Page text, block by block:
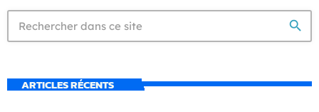
search
ARTICLES RÉCENTS